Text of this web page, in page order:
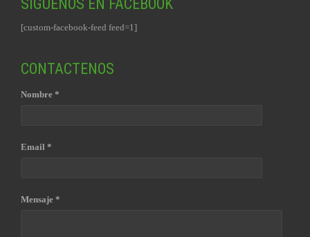
SIGUENOS EN FACEBOOK
[custom-facebook-feed feed=1]
CONTACTENOS
Nombre *
Email *
Mensaje *